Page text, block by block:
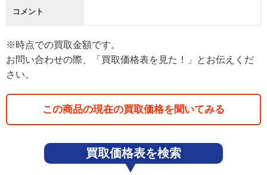
コメント
※時点での買取金額です。
お問い合わせの際、「買取価格表を見た！」とお伝えくだ
さい。
この商品の現在の買取価格を聞いてみる
買取価格表を検索